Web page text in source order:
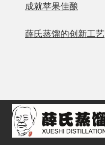
成就苹果佳酿
薛氏蒸馏的创新工艺